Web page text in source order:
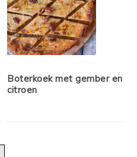
Boterkoek met gember en
citroen